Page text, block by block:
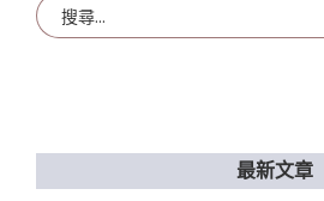
最新文章